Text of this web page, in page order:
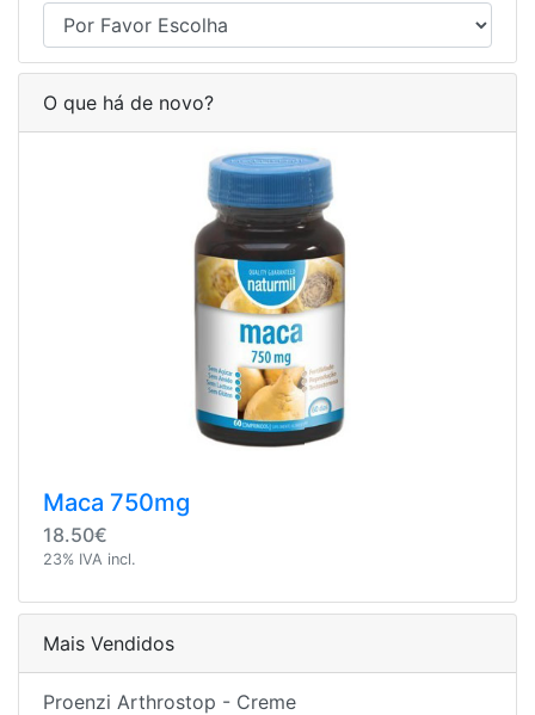
O que há de novo?
Maca 750mg
18.50€
23% IVA incl.
Mais Vendidos
Proenzi Arthrostop - Creme